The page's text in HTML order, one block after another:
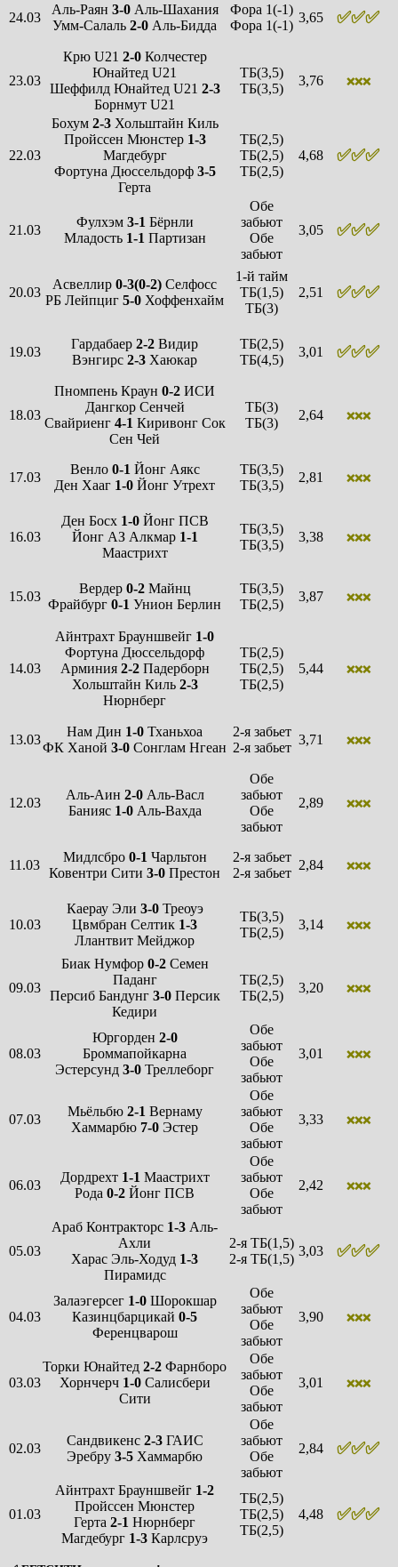
24.03
Аль-Раян 3-0Аль-Шахания
Умм-Салаль 2-0 Аль-Бидда
Фора 1(-1)
Фора 1(-1)
3,65 ✅✅✅
23.03
Крю U21 2-0Колчестер
Юнайтед U21
Шеффилд Юнайтед U21 2-3
Борнмут U21
ТБ(3,5)
ТБ(3,5)
3,76 ❌❌❌
22.03
Бохум 2-3Хольштайн Киль
Пройссен Мюнстер 1-3
Магдебург
Фортуна Дюссельдорф 3-5
Герта
ТБ(2,5)
ТБ(2,5)
ТБ(2,5)
4,68 ✅✅✅
21.03
Фулхэм 3-1 Бёрнли
Младость 1-1 Партизан
Обе
забьют
Обе
забьют
3,05 ✅✅✅
20.03
Асвеллир 0-3(0-2) Селфосс
РБ Лейпциг 5-0 Хоффенхайм
1-й тайм
ТБ(1,5)
ТБ(3)
2,51 ✅✅✅
19.03
Гардабаер 2-2 Видир
Вэнгирс 2-3 Хаюкар
ТБ(2,5)
ТБ(4,5)
3,01 ✅✅✅
18.03
Пномпень Краун 0-2 ИСИ
Дангкор Сенчей
Свайриенг 4-1 Киривонг Сок
Сен Чей
ТБ(3)
ТБ(3)
2,64 ❌❌❌
17.03
Венло 0-1 Йонг Аякс
Ден Хааг 1-0 Йонг Утрехт
ТБ(3,5)
ТБ(3,5)
2,81 ❌❌❌
16.03
Ден Босх 1-0Йонг ПСВ
Йонг АЗ Алкмар 1-1
Маастрихт
ТБ(3,5)
ТБ(3,5)
3,38 ❌❌❌
15.03
Вердер 0-2Майнц
Фрайбург 0-1 Унион Берлин
ТБ(3,5)
ТБ(2,5)
3,87 ❌❌❌
14.03
Айнтрахт Брауншвейг 1-0
Фортуна Дюссельдорф
Арминия 2-2Падерборн
Хольштайн Киль2-3
Нюрнберг
ТБ(2,5)
ТБ(2,5)
ТБ(2,5)
5,44 ❌❌❌
13.03
Нам Дин 1-0 Тханьхоа
ФК Ханой 3-0 Сонглам Нгеан
2-я забьет
2-я забьет
3,71 ❌❌❌
12.03
Аль-Аин 2-0Аль-Васл
Банияс 1-0Аль-Вахда
Обе
забьют
Обе
забьют
2,89 ❌❌❌
11.03
Мидлсбро 0-1 Чарльтон
Ковентри Сити 3-0 Престон
2-я забьет
2-я забьет
2,84 ❌❌❌
10.03
Каерау Эли 3-0Треоуэ
Цвмбран Селтик 1-3
Ллантвит Мейджор
ТБ(3,5)
ТБ(2,5)
3,14 ❌❌❌
09.03
Биак Нумфор 0-2Семен
Паданг
Персиб Бандунг 3-0Персик
Кедири
ТБ(2,5)
ТБ(2,5)
3,20 ❌❌❌
08.03
Юргорден 2-0
Броммапойкарна
Эстерсунд 3-0 Треллеборг
Обе
забьют
Обе
забьют
3,01 ❌❌❌
07.03
Мьёльбю 2-1 Вернаму
Хаммарбю 7-0 Эстер
Обе
забьют
Обе
забьют
3,33 ❌❌❌
06.03
Дордрехт 1-1 Маастрихт
Рода 0-2 Йонг ПСВ
Обе
забьют
Обе
забьют
2,42 ❌❌❌
05.03
Араб Контракторс 1-3 Аль-
Ахли
Харас Эль-Ходуд 1-3
Пирамидс
2-я ТБ(1,5)
2-я ТБ(1,5)
3,03 ✅✅✅
04.03
Залаэгерсег 1-0Шорокшар
Казинцбарцикай 0-5
Ференцварош
Обе
забьют
Обе
забьют
3,90 ❌❌❌
03.03
Торки Юнайтед 2-2 Фарнборо
Хорнчерч 1-0Салисбери
Сити
Обе
забьют
Обе
забьют
3,01 ❌❌❌
02.03
Сандвикенс 2-3ГАИС
Эребру 3-5 Хаммарбю
Обе
забьют
Обе
забьют
2,84 ✅✅✅
01.03
Айнтрахт Брауншвейг 1-2
Пройссен Мюнстер
Герта 2-1 Нюрнберг
Магдебург 1-3 Карлсруэ
ТБ(2,5)
ТБ(2,5)
ТБ(2,5)
4,48 ✅✅✅